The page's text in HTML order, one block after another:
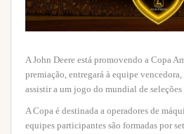
A John Deere está promovendo a Copa
premiação, entregará à equipe
assistir a um jogo do mundial de
A Copa é destinada a operadores de
equipes participantes são formadas por